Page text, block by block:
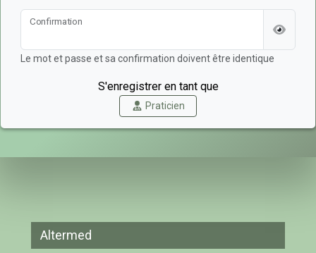
Confirmation
Le mot et passe et sa confirmation doivent être identique
S'enregistrer en tant que
Praticien
Altermed